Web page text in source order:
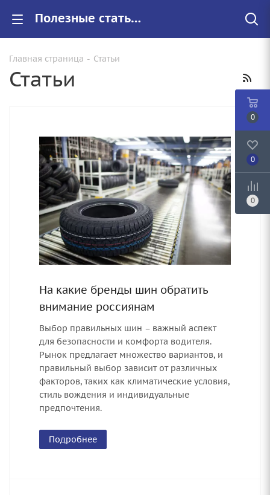
Полезные статьи компании "Запасное Колесо"
Главная страница - Статьи
Статьи
На какие бренды шин обратить
внимание россиянам
Выбор правильных шин – важный аспект
для безопасности и комфорта водителя.
Рынок предлагает множество вариантов, и
правильный выбор зависит от различных
факторов, таких как климатические условия,
стиль вождения и индивидуальные
предпочтения.
Подробнее
0
0
0